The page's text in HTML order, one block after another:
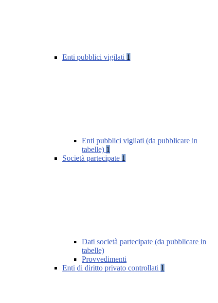
Enti pubblici vigilati 1
Enti pubblici vigilati (da pubblicare in
tabelle) 1
Società partecipate 1
Dati società partecipate (da pubblicare in
tabelle)
Provvedimenti
Enti di diritto privato controllati 1